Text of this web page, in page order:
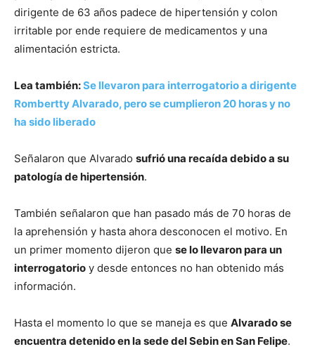
dirigente de 63 años padece de hipertensión y colon
irritable por ende requiere de medicamentos y una
alimentación estricta.
Lea también:Se llevaron para interrogatorio a dirigente
Rombertty Alvarado, pero se cumplieron 20 horas y no
ha sido liberado
Señalaron que Alvarado sufrió una recaída debido a su
patología de hipertensión.
También señalaron que han pasado más de 70 horas de
la aprehensión y hasta ahora desconocen el motivo. En
un primer momento dijeron que se lo llevaron para un
interrogatorio y desde entonces no han obtenido más
información.
Hasta el momento lo que se maneja es que Alvarado se
encuentra detenido en la sede del Sebin en San Felipe.